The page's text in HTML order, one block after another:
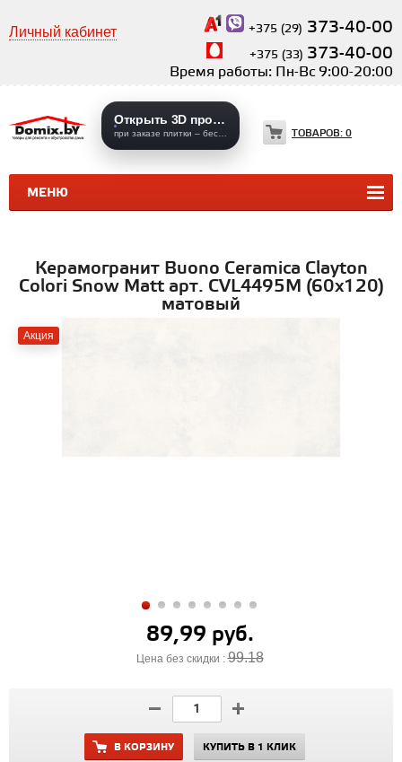
Личный кабинет +375 (29) 373-40-00
+375 (33) 373-40-00
Время работы: Пн-Вс 9:00-20:00
МЕНЮ
Открыть 3D проекты
ТОВАРОВ: 0
КЕРАМИЧЕСКАЯ ПЛИТКА
Керамогранит Buono Ceramica Clayton
Colori Snow Matt арт. CVL4495M (60x120)
матовый
Акция
89,99 руб.
Цена без скидки :99.18
В КОРЗИНУ КУПИТЬ В 1 КЛИК